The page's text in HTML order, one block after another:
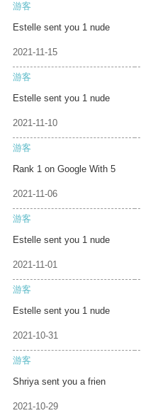
游客
Estelle sent you 1 nude
2021-11-15
游客
Estelle sent you 1 nude
2021-11-10
游客
Rank 1 on Google With 5
2021-11-06
游客
Estelle sent you 1 nude
2021-11-01
游客
Estelle sent you 1 nude
2021-10-31
游客
Shriya sent you a frien
2021-10-29